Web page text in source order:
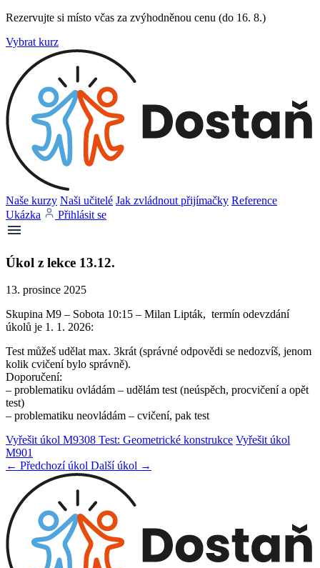
Rezervujte si místo včas za zvýhodněnou cenu (do 16. 8.)
Vybrat kurz
Naše kurzy Naši učitelé Jak zvládnout přijímačky Reference
Ukázka
Přihlásit se
Úkol z lekce 13.12.
13. prosince 2025
Skupina M9 – Sobota 10:15 – Milan Lipták, termín odevzdání
úkolů je 1. 1. 2026:
Test můžeš udělat max. 3krát (správné odpovědi se nedozvíš, jenom
kolik cvičení bylo správně).
Doporučení:
– problematiku ovládám – udělám test (neúspěch, procvičení a opět
test)
– problematiku neovládám – cvičení, pak test
Vyřešit úkol M9308 Test: Geometrické konstrukce Vyřešit úkol
M901
← Předchozí úkol Další úkol →